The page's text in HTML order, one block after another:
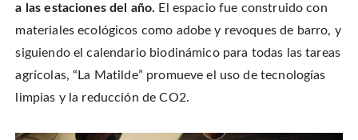
a las estaciones del año. El espacio fue construido con
materiales ecológicos como adobe y revoques de barro, y
siguiendo el calendario biodinámico para todas las tareas
agrícolas, “La Matilde” promueve el uso de tecnologías
limpias y la reducción de CO2.